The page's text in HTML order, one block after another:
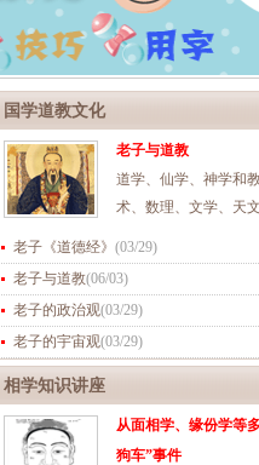
国学道教文化
老子与道教
道学、仙学、神学和
术、数理、文学、天
老子《道德经》 (03/29)
老子与道教(06/03)
老子的政治观(03/29)
老子的宇宙观(03/29)
相学知识讲座
从面相学、缘份学等
狗车”事件